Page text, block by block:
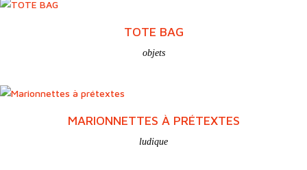
TOTE BAG
objets
MARIONNETTES À PRÉTEXTES
ludique